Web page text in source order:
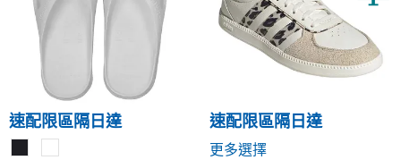
速配限區隔日達 速配限區隔日達
更多選擇